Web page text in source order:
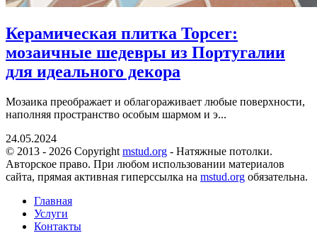
Керамическая плитка Topcer:
мозаичные шедевры из Португалии
для идеального декора
Мозаика преображает и облагораживает любые поверхности,
наполняя пространство особым шармом и э...
24.05.2024
© 2013 - 2026 Copyright mstud.org - Натяжные потолки.
Авторское право. При любом использовании материалов
сайта, прямая активная гиперссылка на mstud.org обязательна.
Главная
Услуги
Контакты